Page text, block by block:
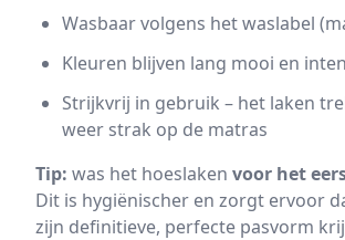
Wasbaar volgens het waslabel
Kleuren blijven lang mooi en
Strijkvrij in gebruik – het laken
weer strak op de matras
Tip: was het hoeslaken voor het
Dit is hygiënischer en zorgt ervoor
zijn definitieve, perfecte pasvorm